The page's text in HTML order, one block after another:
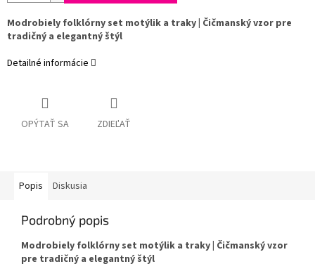
Modrobiely folklórny set motýlik a traky | Čičmanský vzor pre
tradičný a elegantný štýl
Detailné informácie
OPÝTAŤ SA ZDIEĽAŤ
Popis Diskusia
Podrobný popis
Modrobiely folklórny set motýlik a traky | Čičmanský vzor
pre tradičný a elegantný štýl